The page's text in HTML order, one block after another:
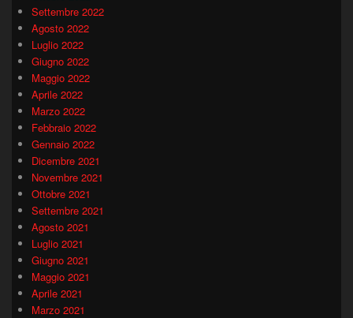
Settembre 2022
Agosto 2022
Luglio 2022
Giugno 2022
Maggio 2022
Aprile 2022
Marzo 2022
Febbraio 2022
Gennaio 2022
Dicembre 2021
Novembre 2021
Ottobre 2021
Settembre 2021
Agosto 2021
Luglio 2021
Giugno 2021
Maggio 2021
Aprile 2021
Marzo 2021